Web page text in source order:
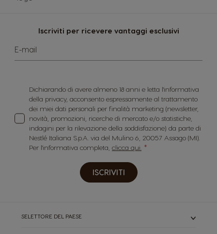
Iscriviti per ricevere vantaggi esclusivi
E-mail
Dichiarando di avere almeno 18 anni e letta l'informativa
della privacy, acconsento espressamente al trattamento
dei miei dati personali per finalità marketing (newsletter,
novità, promozioni, ricerche di mercato e/o statistiche,
indagini per la rilevazione della soddisfazione) da parte di
Nestlé Italiana S.p.A. via del Mulino 6, 20057 Assago (MI).
Per l'informativa completa, clicca qui.
ISCRIVITI
SELETTORE DEL PAESE